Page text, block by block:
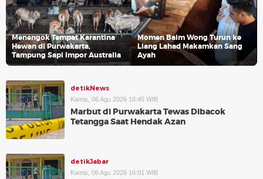
Menengok Tempat Karantina
Hewan di Purwakarta,
Tampung Sapi Impor Australia
Momen Baim Wong Turun ke
Liang Lahad Makamkan Sang
Ayah
detikNews
Kamis, 06 Agu 2026 16:45 WIB
Marbut di Purwakarta Tewas Dibacok
Tetangga Saat Hendak Azan
detikJabar
Kamis, 06 Agu 2026 16:01 WIB